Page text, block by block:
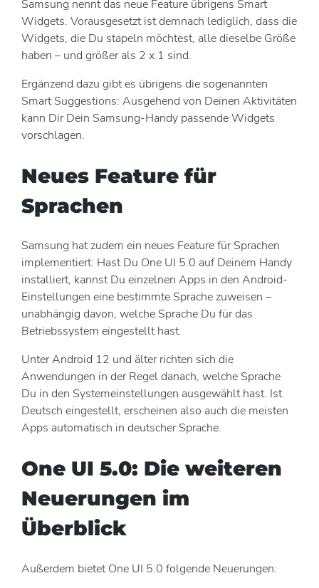
Samsung nennt das neue Feature übrigens Smart
Widgets. Vorausgesetzt ist demnach lediglich, dass die
Widgets, die Du stapeln möchtest, alle dieselbe Größe
haben – und größer als 2 x 1 sind.
Ergänzend dazu gibt es übrigens die sogenannten
Smart Suggestions: Ausgehend von Deinen Aktivitäten
kann Dir Dein Samsung-Handy passende Widgets
vorschlagen.
Neues Feature für
Sprachen
Samsung hat zudem ein neues Feature für Sprachen
implementiert: Hast Du One UI 5.0 auf Deinem Handy
installiert, kannst Du einzelnen Apps in den Android-
Einstellungen eine bestimmte Sprache zuweisen –
unabhängig davon, welche Sprache Du für das
Betriebssystem eingestellt hast.
Unter Android 12 und älter richten sich die
Anwendungen in der Regel danach, welche Sprache
Du in den Systemeinstellungen ausgewählt hast. Ist
Deutsch eingestellt, erscheinen also auch die meisten
Apps automatisch in deutscher Sprache.
One UI 5.0: Die weiteren
Neuerungen im
Überblick
Außerdem bietet One UI 5.0 folgende Neuerungen: